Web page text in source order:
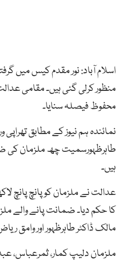
منظور کرلی گئی ہیں۔ مقامی
محفوظ فیصلہ سنایا۔
نمائندہ ہم نیوز کے مطابق
طاہرظہورسمیت چھ ملزمان کی
ہیں۔
عدالت نے ملزمان کو پانچ پانچ
کا حکم دیا۔ ضمانت پانے والے
مالک ڈاکٹر طاہرظہور اور وامق
ملزمان دلیپ کمار، ثمرعباس،